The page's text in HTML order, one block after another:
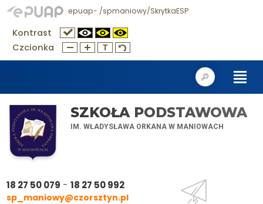
epuap- /spmaniowy/SkrytkaESP
Kontrast
Czcionka
SZKOŁA PODSTAWOWA
IM. WŁADYSŁAWA ORKANA W MANIOWACH
18 27 50 079 -18 27 50 992
sp_maniowy@czorsztyn.pl